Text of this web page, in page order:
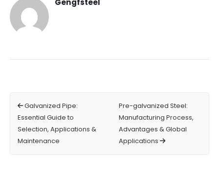
Gengfsteel
Galvanized Pipe:
Essential Guide to
Selection, Applications &
Maintenance
Pre-galvanized Steel:
Manufacturing Process,
Advantages & Global
Applications